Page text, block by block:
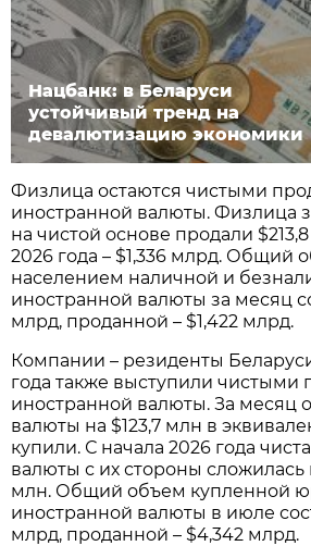
Нацбанк: в Беларуси
устойчивый тренд на
девалютизацию экономики
Физлица остаются чистыми
иностранной валюты. Физлица
на чистой основе продали
2026 года – $1,336 млрд. Общий
населением наличной и
иностранной валюты за месяц
млрд, проданной – $1,422 млрд.
Компании – резиденты
года также выступили чистыми
иностранной валюты. За месяц
валюты на $123,7 млн в
купили. С начала 2026 года
валюты с их стороны сложилась
млн. Общий объем купленной
иностранной валюты в июле
млрд, проданной – $4,342 млрд.